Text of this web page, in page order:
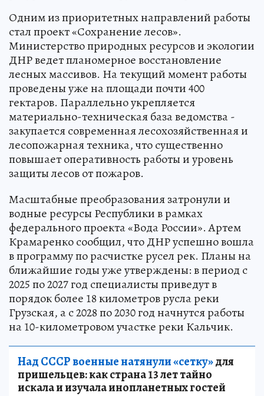
Одним из приоритетных направлений работы
стал проект «Сохранение лесов».
Министерство природных ресурсов и экологии
ДНР ведет планомерное восстановление
лесных массивов. На текущий момент работы
проведены уже на площади почти 400
гектаров. Параллельно укрепляется
материально-техническая база ведомства -
закупается современная лесохозяйственная и
лесопожарная техника, что существенно
повышает оперативность работы и уровень
защиты лесов от пожаров.
Масштабные преобразования затронули и
водные ресурсы Республики в рамках
федерального проекта «Вода России». Артем
Крамаренко сообщил, что ДНР успешно вошла
в программу по расчистке русел рек. Планы на
ближайшие годы уже утверждены: в период с
2025 по 2027 год специалисты приведут в
порядок более 18 километров русла реки
Грузская, а с 2028 по 2030 год начнутся работы
на 10-километровом участке реки Кальчик.
Над СССР военные натянули «сетку»для
пришельцев: как страна 13 лет тайно
искала и изучала инопланетных гостей